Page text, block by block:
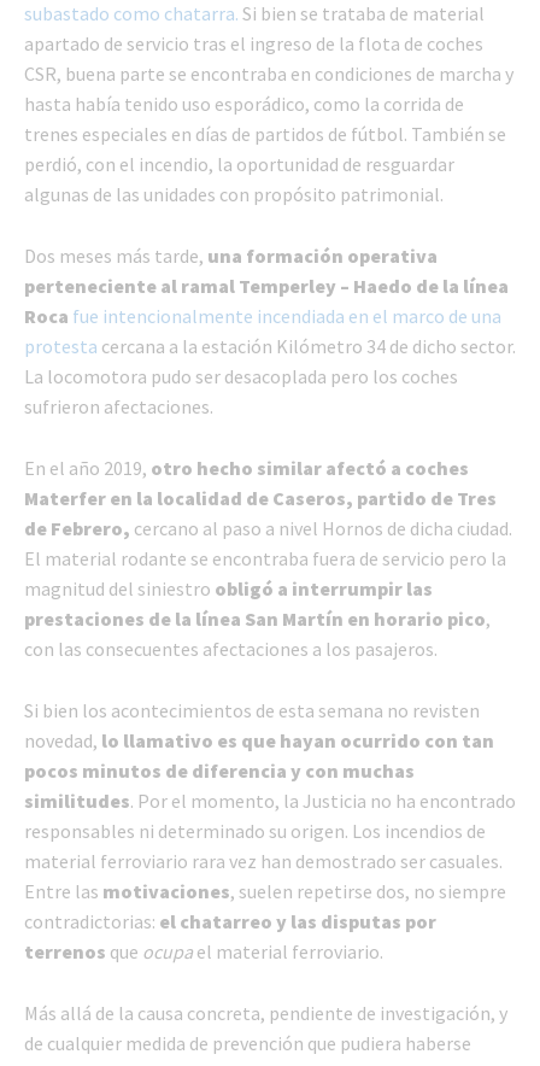
subastado como chatarra. Si bien se trataba de material
apartado de servicio tras el ingreso de la flota de coches
CSR, buena parte se encontraba en condiciones de marcha y
hasta había tenido uso esporádico, como la corrida de
trenes especiales en días de partidos de fútbol. También se
perdió, con el incendio, la oportunidad de resguardar
algunas de las unidades con propósito patrimonial.
Dos meses más tarde, una formación operativa
perteneciente al ramal Temperley – Haedo de la línea
Roca fue intencionalmente incendiada en el marco de una
protesta cercana a la estación Kilómetro 34 de dicho sector.
La locomotora pudo ser desacoplada pero los coches
sufrieron afectaciones.
En el año 2019, otro hecho similar afectó a coches
Materfer en la localidad de Caseros, partido de Tres
de Febrero, cercano al paso a nivel Hornos de dicha ciudad.
El material rodante se encontraba fuera de servicio pero la
magnitud del siniestro obligó a interrumpir las
prestaciones de la línea San Martín en horario pico,
con las consecuentes afectaciones a los pasajeros.
Si bien los acontecimientos de esta semana no revisten
novedad, lo llamativo es que hayan ocurrido con tan
pocos minutos de diferencia y con muchas
similitudes. Por el momento, la Justicia no ha encontrado
responsables ni determinado su origen. Los incendios de
material ferroviario rara vez han demostrado ser casuales.
Entre las motivaciones, suelen repetirse dos, no siempre
contradictorias: el chatarreo y las disputas por
terrenos que ocupa el material ferroviario.
Más allá de la causa concreta, pendiente de investigación, y
de cualquier medida de prevención que pudiera haberse